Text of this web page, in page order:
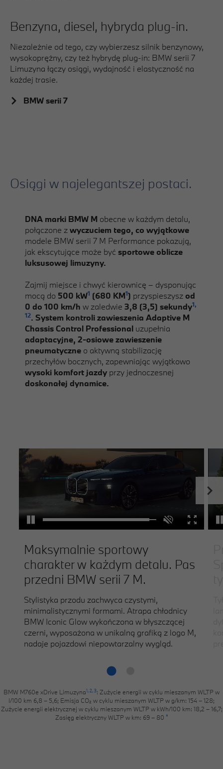
Benzyna, diesel, hybryda plug-in.
Niezależnie od tego, czy wybierzesz silnik benzynowy,
wysokoprężny, czy też hybrydę plug-in: BMW serii 7
Limuzyna łączy osiągi, wydajność i elastyczność na
każdej trasie.
BMW serii 7
Osiągi w najelegantszej postaci.
DNA marki BMW M obecne w każdym detalu,
połączone zwyczuciem tego, co wyjątkowe
modele BMW serii 7 M Performance pokazują,
jak ekscytujące może być sportowe oblicze
luksusowej limuzyny.
Zajmij miejsce i chwyć kierownicę – dysponując
mocą do 500 kW1 (680 KM1) przyspieszysz od
0 do 100 km/h w zaledwie 3,8 (3,5) sekundy1,
12. System kontroli zawieszenia Adaptive M
Chassis Control Professional uzupełnia
adaptacyjne, 2-osiowe zawieszenie
pneumatyczne o aktywną stabilizację
przechyłów bocznych, zapewniając wyjątkowo
wysoki komfort jazdy przy jednoczesnej
doskonałej dynamice.
Maksymalnie sportowy
charakter w każdym detalu. Pas
przedni BMW serii 7 M.
Stylistyka przodu zachwyca czystymi,
minimalistycznymi formami. Atrapa chłodnicy
BMW Iconic Glow wykończona w błyszczącej
czerni, wyposażona w unikalną grafiką z logo M,
nadaje pojazdowi niepowtarzalny wygląd.
BMW M760e xDrive Limuzyna1,2,3: Zużycie energii w cyklu mieszanym WLTP w
l/100 km 6,8 – 5,6; Emisja CO₂ w cyklu mieszanym WLTP w g/km: 154 – 128;
Zużycie energii elektrycznej w cyklu mieszanym WLTP w kWh/100 km: 18,2 – 16,7;
Zasięg elektryczny WLTP w km: 69 – 80 *